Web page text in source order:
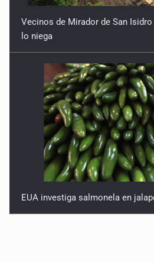
Vecinos de Mirador de San
lo niega
EUA investiga salmonela en